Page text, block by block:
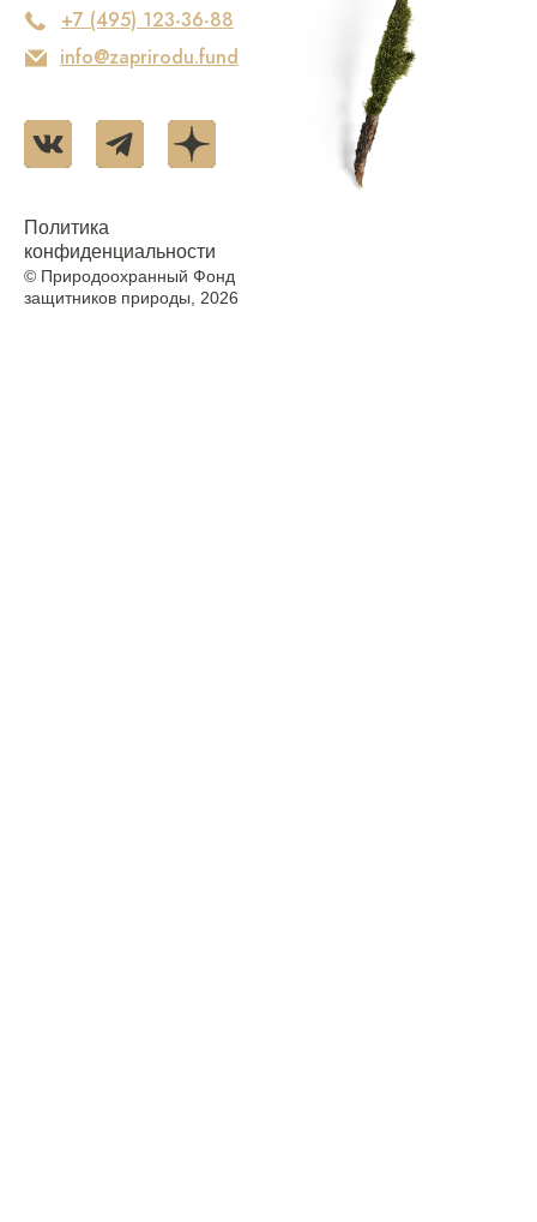
© Природоохранный Фонд
защитников природы, 2026
Политика
конфиденциальности
+7 (495) 123-36-88
info@zaprirodu.fund